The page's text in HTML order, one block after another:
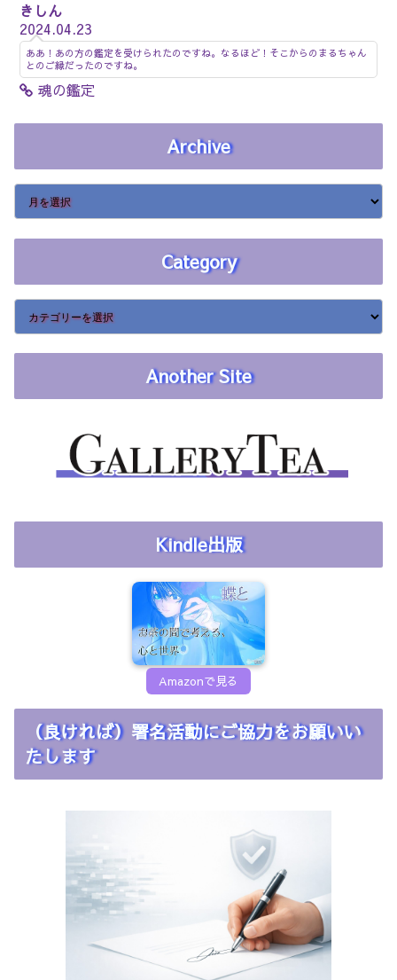
きしん
2024.04.23
ああ！あの方の鑑定を受けられたのですね。なるほど！そこからのまるちゃん
とのご縁だったのですね。
魂の鑑定
Archive
Category
Another Site
Kindle出版
Amazonで見る
（良ければ）署名活動にご協力をお願いい
たします